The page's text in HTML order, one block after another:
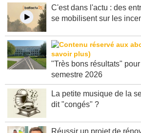
C'est dans l'actu : des
se mobilisent sur les
"Très bons résultats"
semestre 2026
La petite musique de la
dit "congés" ?
Réussir un projet de